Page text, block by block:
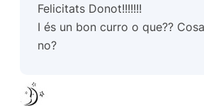
Felicitats Donot!!!!!!!
I és un bon curro o que??
no?